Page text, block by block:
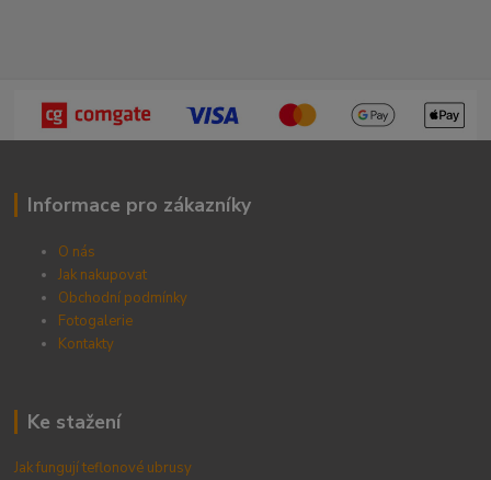
Informace pro zákazníky
O nás
Jak nakupovat
Obchodní podmínky
Fotogalerie
Kontakty
Ke stažení
Jak fungují teflonové ubrusy